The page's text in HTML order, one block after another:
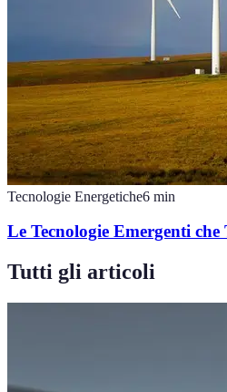
Tecnologie Energetiche6 min
Le Tecnologie Emergenti
Tutti gli articoli